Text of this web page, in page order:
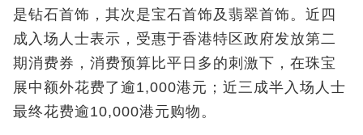
是钻石首饰，其次是宝石首饰及翡翠首饰。近四
成入场人士表示，受惠于香港特区政府发放第二
期消费券，消费预算比平日多的刺激下，在珠宝
展中额外花费了逾1,000港元；近三成半入场人士
最终花费逾10,000港元购物。